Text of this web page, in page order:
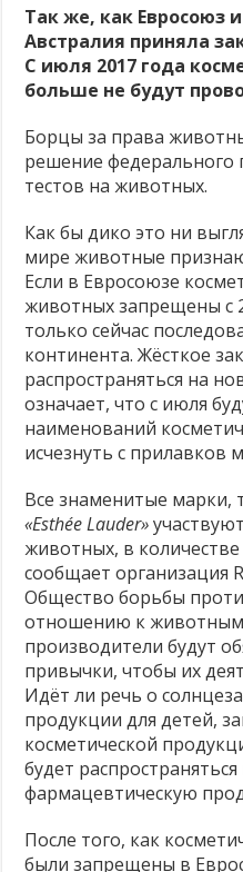
Продажа кошек, собак и кроликов
Есть альтернативы опытам на
Цирки без животных
Так же, как Евросоюз
Австралия приняла
С июля 2017 года
больше не будут
Борцы за права
решение федерального
тестов на животных.
Как бы дико это ни
мире животные
Если в Евросоюзе
животных запрещены с
только сейчас
континента. Жёсткое
распространяться на
означает, что с июля
наименований
исчезнуть с прилавков
Все знаменитые марки,
«Esthée Lauder»
животных, в количестве
сообщает организация
Общество борьбы
отношению к
производители будут
привычки, чтобы их
Идёт ли речь о
продукции для детей,
косметической
будет
фармацевтическую
После того, как
были запрещены в